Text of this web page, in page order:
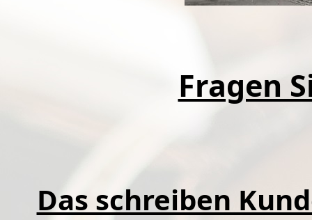
Fragen
Das schreiben